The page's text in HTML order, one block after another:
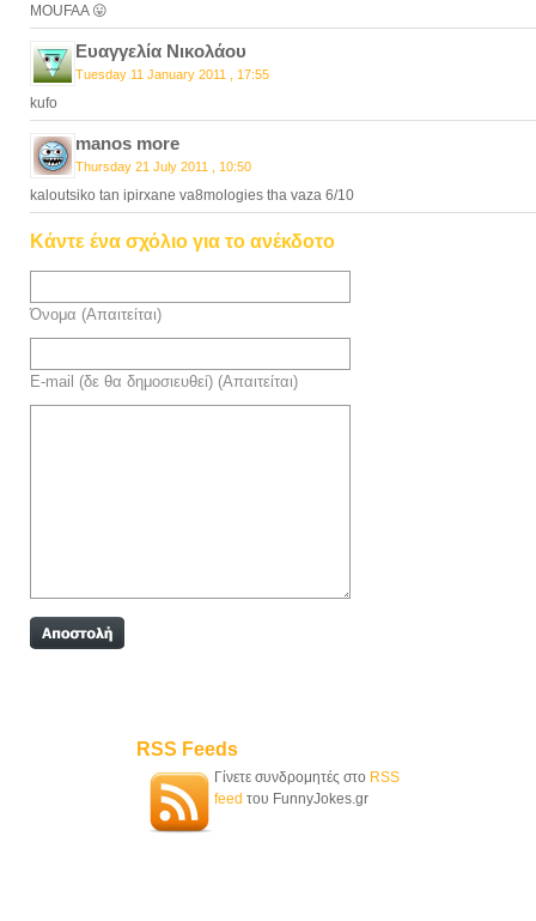
MOUFAA 😛
Ευαγγελία Νικολάου
Tuesday 11 January 2011 , 17:55
kufo
manos more
Thursday 21 July 2011 , 10:50
kaloutsiko tan ipirxane va8mologies tha vaza 6/10
Κάντε ένα σχόλιο για το ανέκδοτο
Όνομα (Απαιτείται)
E-mail (δε θα δημοσιευθεί) (Απαιτείται)
RSS Feeds
Γίνετε συνδρομητές στο RSS
feed του FunnyJokes.gr